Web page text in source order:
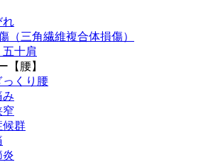
れ
（三角繊維複合体損傷）
五十肩
【腰】
っくり腰
み
窄
候群
炎